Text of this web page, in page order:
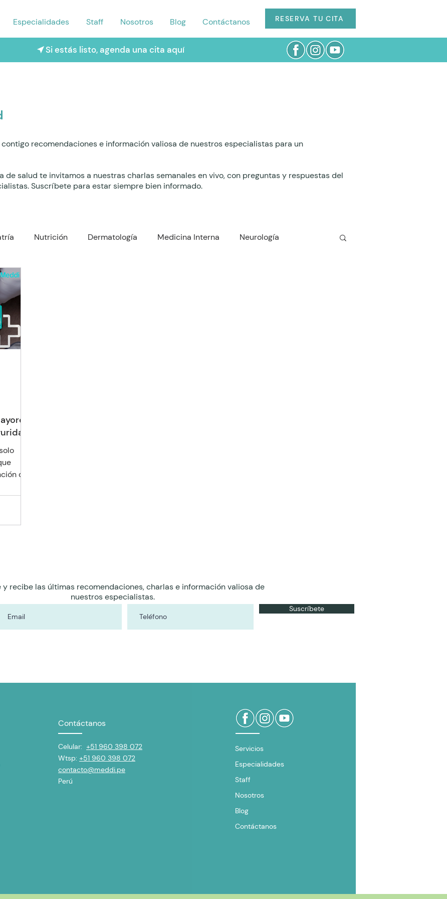
Especialidades Staff Nosotros Blog Contáctanos RESERVA TU CITA
Si estás listo, agenda una cita aquí
recomendaciones e información valiosa de nuestros especialistas para un
de salud te invitamos a nuestras charlas semanales en vivo, con preguntas y respuestas del
Suscríbete para estar siempre bien informado.
Nutrición Dermatología Medicina Interna Neurología
Nefrologo
de
recibe las últimas recomendaciones, charlas e información valiosa de
nuestros especialistas.
Suscríbete
Contáctanos
Celular: +51 960 398 072
Wtsp: +51 960 398 072
contacto@meddi.pe
Perú
Servicios
Especialidades
Staff
Nosotros
Blog
Contáctanos